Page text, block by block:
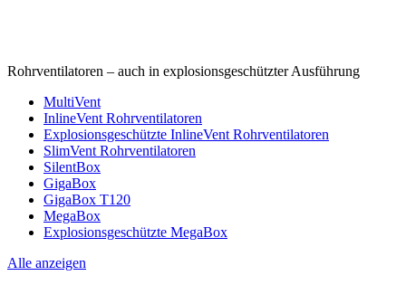
Rohrventilatoren – auch in explosionsgeschützter Ausführung
MultiVent
InlineVent Rohrventilatoren
Explosionsgeschützte InlineVent Rohrventilatoren
SlimVent Rohrventilatoren
SilentBox
GigaBox
GigaBox T120
MegaBox
Explosionsgeschützte MegaBox
Alle anzeigen